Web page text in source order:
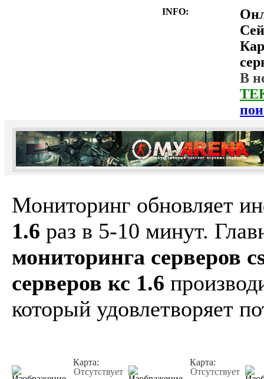
INFO:
В
Мониторинг обновляет
1.6 раз в 5-10 минут.
мониторинга серверов
серверов кс 1.6
который удовлетворяет
Карта:
Отсутствует
Карта:
Отсутствует